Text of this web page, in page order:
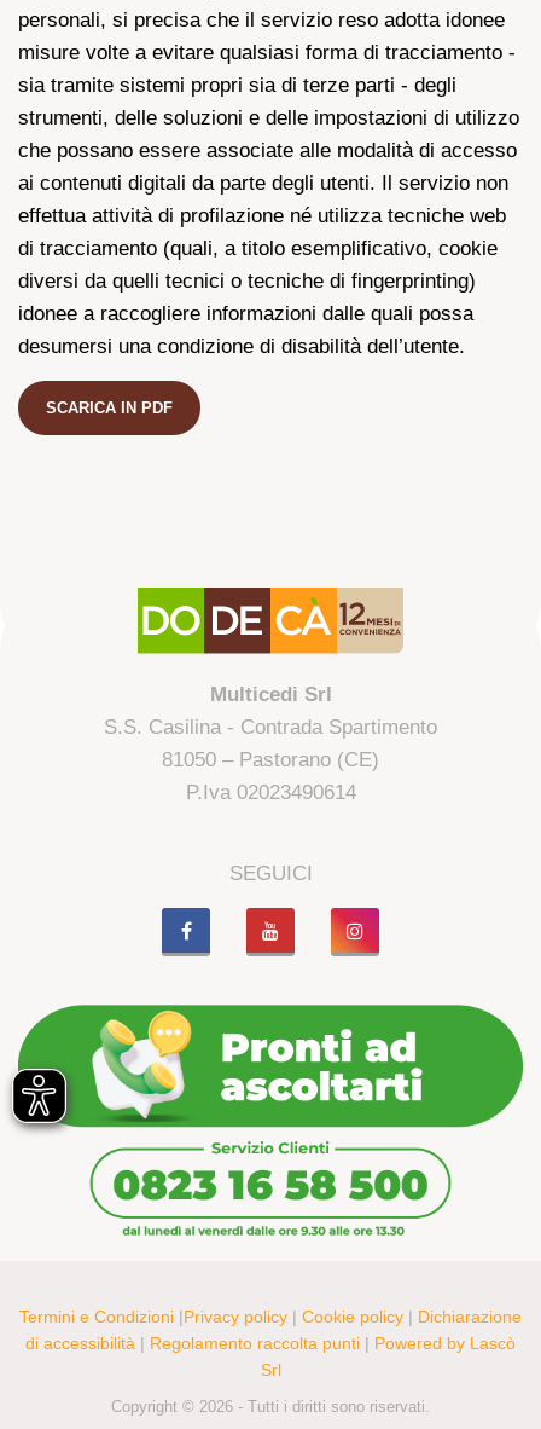
personali, si precisa che il servizio reso adotta idonee
misure volte a evitare qualsiasi forma di tracciamento -
sia tramite sistemi propri sia di terze parti - degli
strumenti, delle soluzioni e delle impostazioni di utilizzo
che possano essere associate alle modalità di accesso
ai contenuti digitali da parte degli utenti. Il servizio non
effettua attività di profilazione né utilizza tecniche web
di tracciamento (quali, a titolo esemplificativo, cookie
diversi da quelli tecnici o tecniche di fingerprinting)
idonee a raccogliere informazioni dalle quali possa
desumersi una condizione di disabilità dell’utente.
SCARICA IN PDF
Multicedi Srl
S.S. Casilina - Contrada Spartimento
81050 – Pastorano (CE)
P.Iva 02023490614
SEGUICI
Copyright © 2026 - Tutti i diritti sono riservati.
Termini e Condizioni |Privacy policy | Cookie policy | Dichiarazione
di accessibilità | Regolamento raccolta punti | Powered by Lascò
Srl